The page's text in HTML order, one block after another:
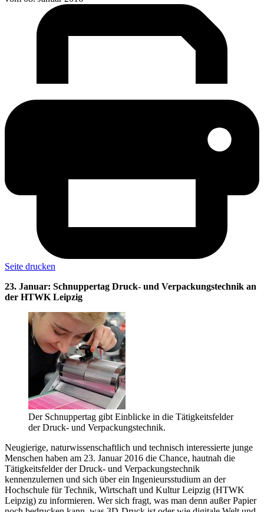
Seite drucken
23. Januar: Schnuppertag Druck- und Verpackungstechnik an
der HTWK Leipzig
Der Schnuppertag gibt Einblicke in die Tätigkeitsfelder
der Druck- und Verpackungstechnik.
Neugierige, naturwissenschaftlich und technisch interessierte junge
Menschen haben am 23. Januar 2016 die Chance, hautnah die
Tätigkeitsfelder der Druck- und Verpackungstechnik
kennenzulernen und sich über ein Ingenieursstudium an der
Hochschule für Technik, Wirtschaft und Kultur Leipzig (HTWK
Leipzig) zu informieren. Wer sich fragt, was man denn außer Papier